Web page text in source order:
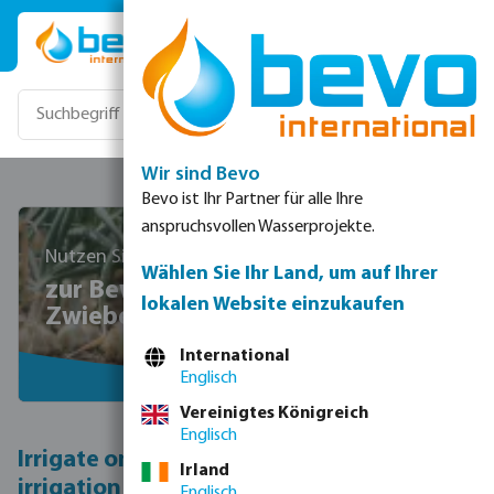
Zum Hauptinhalt springen
Nutzen Sie Tropfbewässerung
zur Bewässerung von
Zwiebelfelder
Irrigate onions effectively with drip
Wir sind Bevo
Bevo ist Ihr Partner für alle Ihre
anspruchsvollen Wasserprojekte.
Wählen Sie Ihr Land, um auf Ihrer
lokalen Website einzukaufen
International
Englisch
Vereinigtes Königreich
Englisch
Irland